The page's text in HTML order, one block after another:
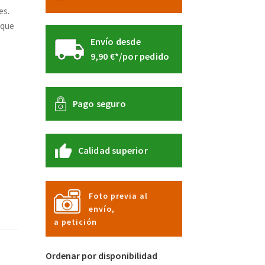
Envío desde
9,90 €*/por pedido
Pago seguro
Calidad superior
Foto previa al
envío,
a petición
Ordenar por disponibilidad